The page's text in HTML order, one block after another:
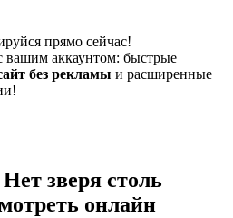
прямо сейчас!
аккаунтом: быстрые
без рекламы и расширенные
зверя столь
онлайн